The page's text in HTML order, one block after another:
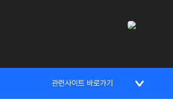
관련사이트 바로가기